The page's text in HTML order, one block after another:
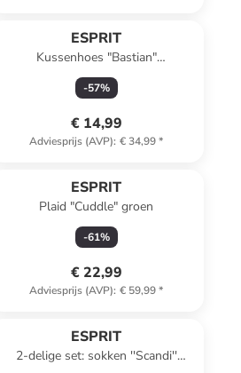
ESPRIT
Kussenhoes "Bastian"
crème/meerkleurig
-57%
€ 14,99
Adviesprijs (AVP): € 34,99*
ESPRIT
Plaid "Cuddle" groen
-61%
€ 22,99
Adviesprijs (AVP): € 59,99*
ESPRIT
2-delige set: sokken ''Scandi''